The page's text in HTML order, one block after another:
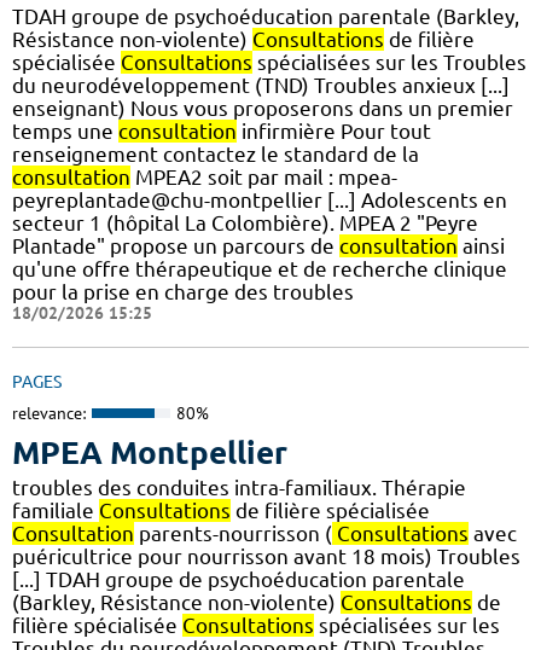
TDAH groupe de psychoéducation parentale (Barkley,
Résistance non-violente) Consultations de filière
spécialisée Consultations spécialisées sur les Troubles
du neurodéveloppement (TND) Troubles anxieux [...]
enseignant) Nous vous proposerons dans un premier
temps une consultation infirmière Pour tout
renseignement contactez le standard de la
consultation MPEA2 soit par mail : mpea-
peyreplantade@chu-montpellier [...] Adolescents en
secteur 1 (hôpital La Colombière). MPEA 2 "Peyre
Plantade" propose un parcours de consultation ainsi
qu'une offre thérapeutique et de recherche clinique
pour la prise en charge des troubles
18/02/2026 15:25
PAGES
relevance: 80%
MPEA Montpellier
troubles des conduites intra-familiaux. Thérapie
familiale Consultations de filière spécialisée
Consultation parents-nourrisson ( Consultations avec
puéricultrice pour nourrisson avant 18 mois) Troubles
[...] TDAH groupe de psychoéducation parentale
(Barkley, Résistance non-violente) Consultations de
filière spécialisée Consultations spécialisées sur les